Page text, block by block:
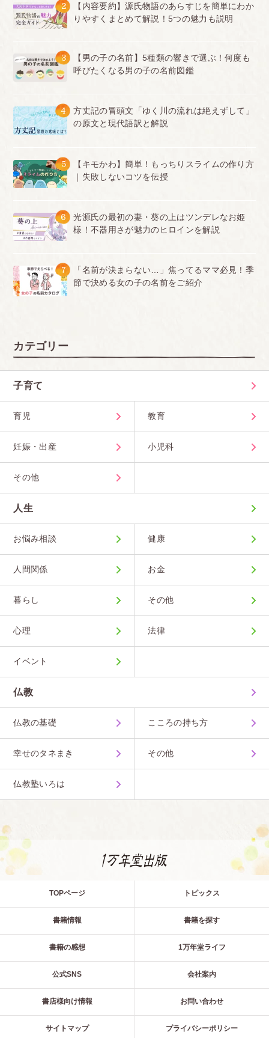
2
【内容要約】源氏物語のあらすじを簡単にわか
りやすくまとめて解説！5つの魅力も説明
3
【男の子の名前】5種類の響きで選ぶ！何度も
呼びたくなる男の子の名前図鑑
4
方丈記の冒頭文「ゆく川の流れは絶えずして」
の原文と現代語訳と解説
5
【キモかわ】簡単！もっちりスライムの作り方
｜失敗しないコツを伝授
6
光源氏の最初の妻・葵の上はツンデレなお姫
様！不器用さが魅力のヒロインを解説
7
「名前が決まらない…」焦ってるママ必見！季
節で決める女の子の名前をご紹介
カテゴリー
子育て
育児 教育
妊娠・出産 小児科
その他
人生
お悩み相談 健康
人間関係 お金
暮らし その他
心理 法律
イベント
仏教
仏教の基礎 こころの持ち方
幸せのタネまき その他
仏教塾いろは
TOPページ トピックス
書籍情報 書籍を探す
書籍の感想 1万年堂ライフ
公式SNS 会社案内
書店様向け情報 お問い合わせ
サイトマップ プライバシーポリシー